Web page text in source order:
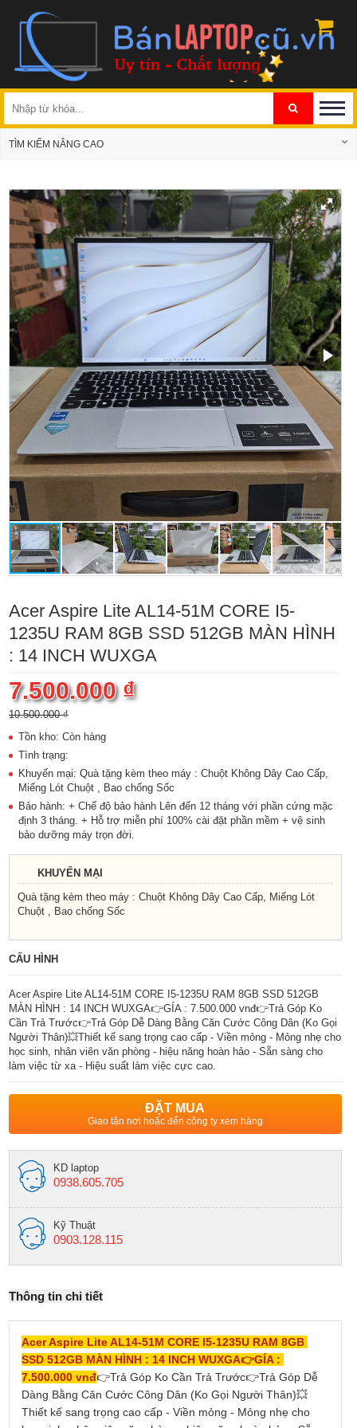
TÌM KIẾM NÂNG CAO
Acer Aspire Lite AL14-51M CORE I5-
1235U RAM 8GB SSD 512GB MÀN HÌNH
: 14 INCH WUXGA
7.500.000 ₫
10.500.000 ₫
Tồn kho: Còn hàng
Tình trạng:
Khuyến mại: Quà tặng kèm theo máy : Chuột Không Dây Cao Cấp,
Miếng Lót Chuột , Bao chống Sốc
Bảo hành: + Chế độ bảo hành Lên đến 12 tháng với phần cứng mặc
định 3 tháng. + Hỗ trợ miễn phí 100% cài đặt phần mềm + vệ sinh
bảo dưỡng máy trọn đời.
KHUYẾN MẠI
Quà tặng kèm theo máy : Chuột Không Dây Cao Cấp, Miếng Lót
Chuột , Bao chống Sốc
CẤU HÌNH
Acer Aspire Lite AL14-51M CORE I5-1235U RAM 8GB SSD 512GB
MÀN HÌNH : 14 INCH WUXGA👉GÍA : 7.500.000 vnđ👉Trả Góp Ko
Cần Trả Trước👉Trả Góp Dễ Dàng Bằng Căn Cước Công Dân (Ko Gọi
Người Thân)💥Thiết kế sang trọng cao cấp - Viền mỏng - Mỏng nhẹ cho
học sinh, nhân viên văn phòng - hiệu năng hoàn hảo - Sẵn sàng cho
làm việc từ xa - Hiệu suất làm việc cực cao.
ĐẶT MUA
Giao tận nơi hoặc đến công ty xem hàng
KD laptop
0938.605.705
Kỹ Thuật
0903.128.115
Thông tin chi tiết
Acer Aspire Lite AL14-51M CORE I5-1235U RAM 8GB
SSD 512GB MÀN HÌNH : 14 INCH WUXGA👉GÍA :
7.500.000 vnđ👉Trả Góp Ko Cần Trả Trước👉Trả Góp Dễ
Dàng Bằng Căn Cước Công Dân (Ko Gọi Người Thân)💥
Thiết kế sang trọng cao cấp - Viền mỏng - Mỏng nhẹ cho